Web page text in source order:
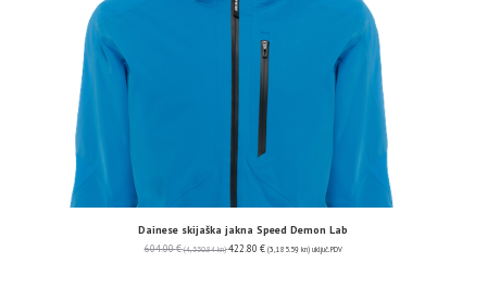
Dainese skijaška jakna Speed Demon Lab
604.00€ (4,550.84 kn) 422.80 € (3,185.59 kn) uključ. PDV